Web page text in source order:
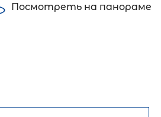
Посмотреть на панораме